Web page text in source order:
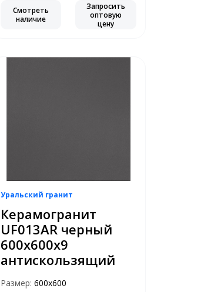
Смотреть
наличие
Запросить
оптовую
цену
Уральский гранит
Керамогранит
UF013AR черный
600x600x9
антискользящий
Размер: 600х600